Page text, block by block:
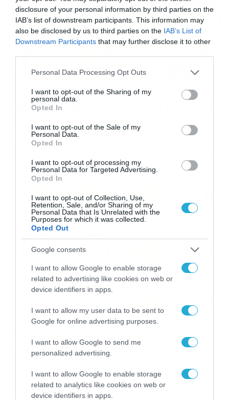
disclosure of your personal information by third parties on the
IAB’s list of downstream participants. This information may
also be disclosed by us to third parties on the IAB’s List of
Downstream Participants that may further disclose it to other
Please note that this website/app uses one or more Google
not limited to your visit or usage behaviour. You may click to
grant or deny consent to Google and its third-party tags to
use your data for below specified purposes in below Google
consent section.
Personal Data Processing Opt Outs
I want to opt-out of the Sharing of my
personal data.
Opted In
I want to opt-out of the Sale of my
Personal Data.
Opted In
I want to opt-out of processing my
Personal Data for Targeted Advertising.
Opted In
I want to opt-out of Collection, Use,
Retention, Sale, and/or Sharing of my
Personal Data that Is Unrelated with the
Purposes for which it was collected.
Opted Out
Google consents
I want to allow Google to enable storage
related to advertising like cookies on web or
device identifiers in apps.
I want to allow my user data to be sent to
Google for online advertising purposes.
I want to allow Google to send me
personalized advertising.
I want to allow Google to enable storage
related to analytics like cookies on web or
device identifiers in apps.
27/05/2023 12:32
Μέσα στις μπύρες υπάρχει ένα έπαθλο! 9
Ενα έπαθλο ανάμεσα σε δεκάδες μπύρες είναι τόσο καλά
κρυμμένο που 9 στους 10 αδυνατούν να το εντοπίσουν.
έπαθλο… Δεν είναι ό,τι πιο εύκολο ο εντοπισμός του
επάθλου μέσα στις μπύρες, οπότε ακολουθεί η
φωτογραφία με τη λύση…
Αυτό το μαθηματικό κουίζ «σπάει»…
κεφάλια!
Ο βαθμός δυσκολίας του κρίνεται εξαιρετικά χαμηλός.
Καλή επιτυχία…